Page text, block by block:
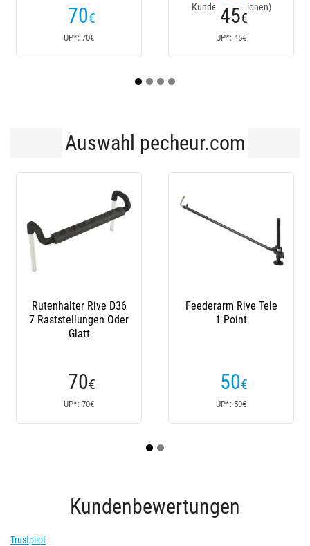
Kundenrezensionen)
45€
UP*: 45€
Kundenrezensionen)
90 €
UP*: 90€
Auswahl pecheur.com
Feederarm Rive Tele
1 Point
50€
UP*: 50€
Feeder Arm Rive 2
Points
Kundenrezensionen)
100€
UP*: 100€
Kundenbewertungen
Trustpilot